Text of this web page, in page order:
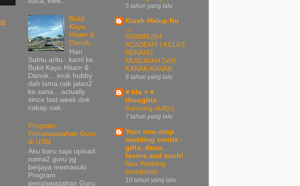
Bukit
Kayu
Hitam &
Danok....
Hari
Sabtu aritu.. kami ke
Bukit Kayu Hitam &
Danok... incik hubby
dah lama nak jalan2
ke sana... actually
since last week dok
cakap nak...
Program
Pensiswazahan Guru
di USM
Aku baru saja upload
nama2 guru yg
berjaya memasuki
Program
pensiswazahan Guru
5 tahun yang lalu
Kisah Hidup Ku
...
SWIMRUSH
ACADEMY | KELAS
RENANG
MUSLIMAH DAN
KANAK-KANAK
6 tahun yang lalu
♥ life + ♥
thoughts
Surviving skill(s)
7 tahun yang lalu
Your one-stop
wedding centre -
gifts, deco,
favors and such!
New Wedding
Invitations!
10 tahun yang lalu